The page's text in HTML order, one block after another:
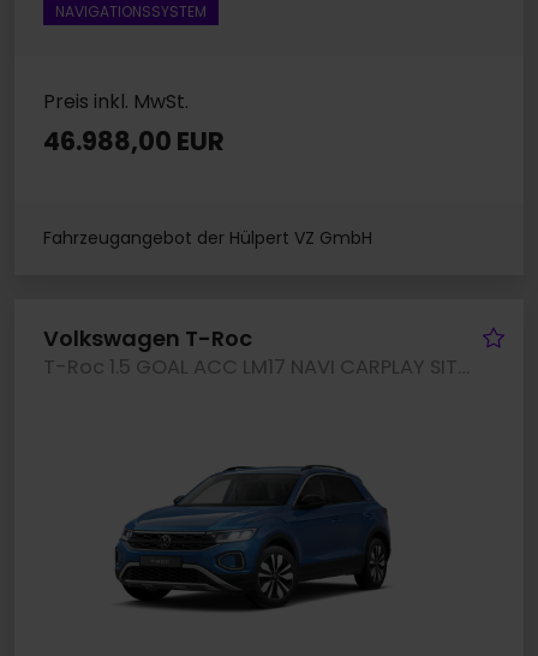
NAVIGATIONSSYSTEM
Preis inkl. MwSt.
46.988,00 EUR
Fahrzeugangebot der Hülpert VZ GmbH
Volkswagen T-Roc
T-Roc 1.5 GOAL ACC LM17 NAVI CARPLAY SITZHEIZUNG